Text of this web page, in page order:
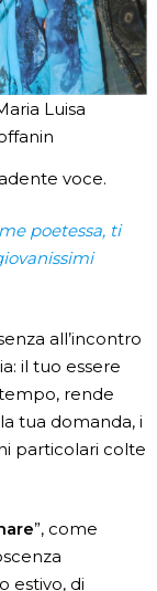
Luisa
voce.
poetessa, ti
all’incontro
il tuo essere
rende
tua domanda, i
particolari colte
”, come
estivo, di